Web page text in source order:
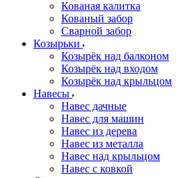
Кованая калитка
Кованый забор
Сварной забор
Козырьки
Козырёк над балконом
Козырёк над входом
Козырёк над крыльцом
Навесы
Навес дачные
Навес для машин
Навес из дерева
Навес из металла
Навес над крыльцом
Навес с ковкой